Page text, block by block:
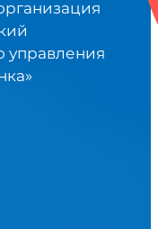
управления